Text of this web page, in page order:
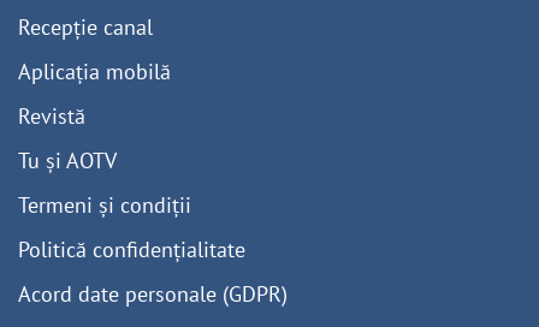
Recepție canal
Aplicația mobilă
Revistă
Tu și AOTV
Termeni și condiții
Politică confidențialitate
Acord date personale (GDPR)